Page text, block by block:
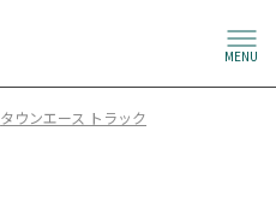
MENU
タウンエース トラック